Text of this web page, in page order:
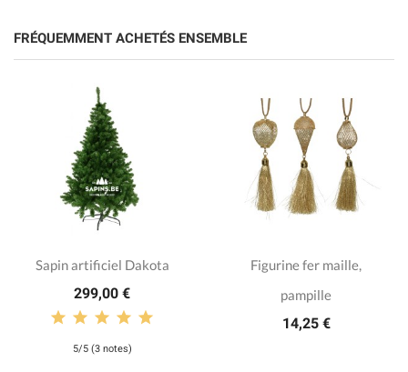
FRÉQUEMMENT ACHETÉS ENSEMBLE
Sapin artificiel Dakota
299,00 €
5/5 (3 notes)
Figurine fer maille,
pampille
14,25 €